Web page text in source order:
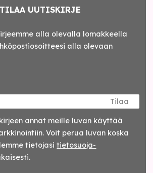
TILAA UUTISKIRJE
alla olevalla lomakkeella
alla olevaan
Tilaa
annat meille luvan käyttää
Voit perua luvan koska
tietojasitieto­suoja­